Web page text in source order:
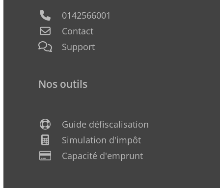
0142566001
Contact
Support
Nos outils
Guide défiscalisation
Simulation d'impôt
Capacité d'emprunt